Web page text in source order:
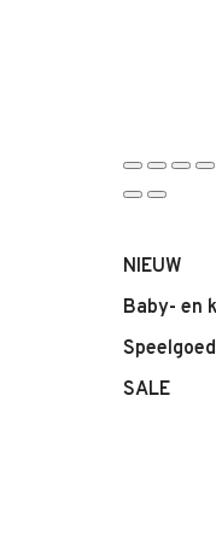
NIEUW
Baby- en
SALE